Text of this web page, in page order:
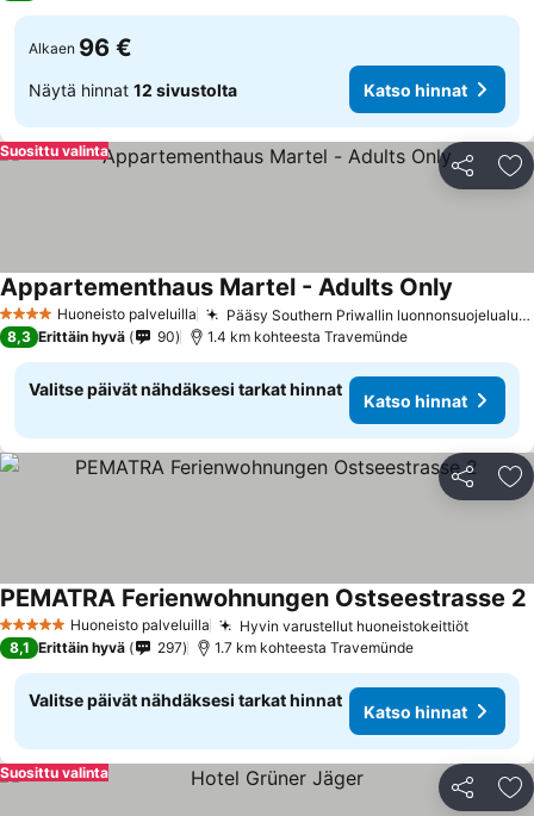
Alkaen 96 €
Näytä hinnat 12 sivustolta Katso hinnat
Jaa
Suosittu valinta
4 TähtiluokitusHuoneisto palveluilla Pääsy Southern Priwallin luonnonsuojelualueelle
Appartementhaus Martel - Adults Only
8,3 Erittäin hyvä 90 1.4 km kohteesta Travemünde
Valitse päivät nähdäksesi tarkat hinnat
Katso hinnat
Jaa
5 TähtiluokitusHuoneisto palveluilla Hyvin varustellut huoneistokeittiöt
PEMATRA Ferienwohnungen Ostseestrasse 2
8,1 Erittäin hyvä 297 1.7 km kohteesta Travemünde
Valitse päivät nähdäksesi tarkat hinnat
Katso hinnat
Jaa
Suosittu valinta